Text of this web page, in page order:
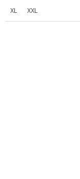
XL XXL